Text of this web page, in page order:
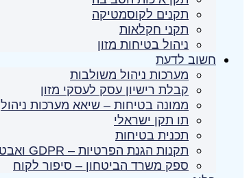
תקנים לקוסמטיקה
תקני חקלאות
ניהול בטיחות מזון
חשוב לדעת
מערכות ניהול משולבות
קבלת רישיון עסק לעסקי מזון
ממונה בטיחות – שיאא מערכות ניהול
תו תקן ישראלי
תכנית בטיחות
תקנות הגנת הפרטיות – GDPR ואבטחת מידע
ספק משרד הביטחון – סיפור לקוח